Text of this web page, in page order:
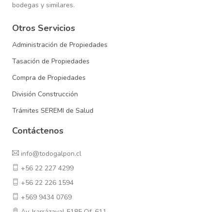
bodegas y similares.
Otros Servicios
Administración de Propiedades
Tasación de Propiedades
Compra de Propiedades
División Construcción
Trámites SEREMI de Salud
Contáctenos
info@todogalpon.cl
+56 22 227 4299
+56 22 226 1594
+569 9434 0769